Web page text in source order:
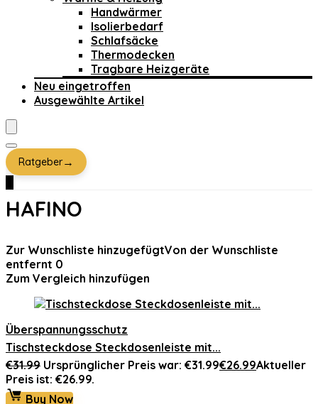
Handwärmer
Isolierbedarf
Schlafsäcke
Thermodecken
Tragbare Heizgeräte
Neu eingetroffen
Ausgewählte Artikel
Ratgeber→
HAFINO
Zur Wunschliste hinzugefügtVon der Wunschliste
entfernt 0
Zum Vergleich hinzufügen
Überspannungsschutz
Tischsteckdose Steckdosenleiste mit...
€31.99 Ursprünglicher Preis war: €31.99€26.99Aktueller
Preis ist: €26.99.
Buy Now